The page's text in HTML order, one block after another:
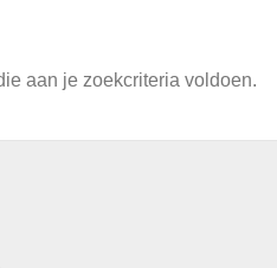
aan je zoekcriteria voldoen.